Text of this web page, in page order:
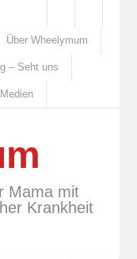
Über Wheelymum
– Seht uns
Mama mit
Krankheit